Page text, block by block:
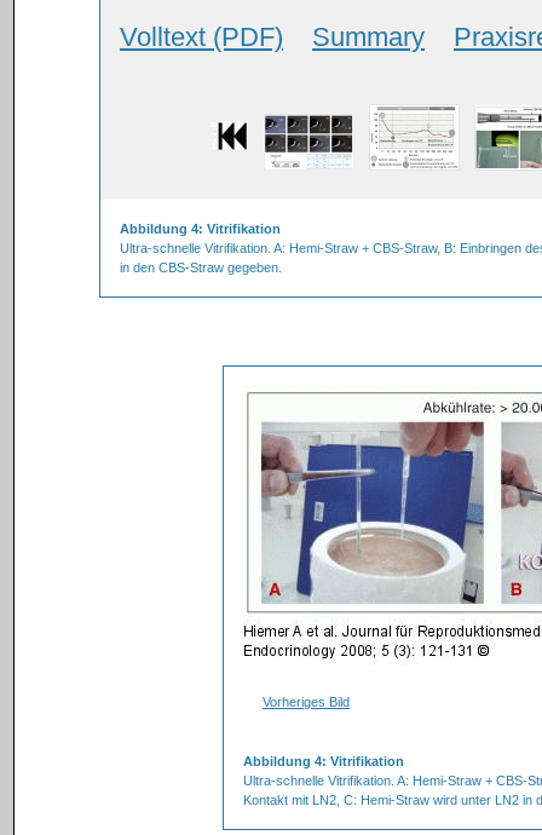
Volltext (PDF) Summary
Abbildung 4: Vitrifikation
Ultra-schnelle Vitrifikation. A: Hemi-Straw + CBS-Straw, B: Einbringen
in den CBS-Straw gegeben.
Vorheriges Bild
Abbildung 4: Vitrifikation
Ultra-schnelle Vitrifikation. A: Hemi-Straw + CBS-
Kontakt mit LN2, C: Hemi-Straw wird unter LN2 in